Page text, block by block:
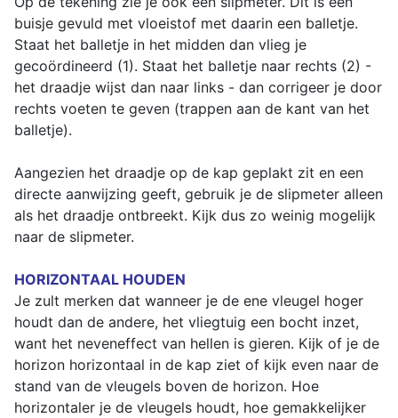
buisje gevuld met vloeistof met daarin een balletje.
Staat het balletje in het midden dan vlieg je
gecoördineerd (1). Staat het balletje naar rechts (2) -
het draadje wijst dan naar links - dan corrigeer je door
rechts voeten te geven (trappen aan de kant van het
balletje).
Aangezien het draadje op de kap geplakt zit en een
directe aanwijzing geeft, gebruik je de slipmeter alleen
als het draadje ontbreekt. Kijk dus zo weinig mogelijk
naar de slipmeter.
HORIZONTAAL HOUDEN
Je zult merken dat wanneer je de ene vleugel hoger
houdt dan de andere, het vliegtuig een bocht inzet,
want het neveneffect van hellen is gieren. Kijk of je de
horizon horizontaal in de kap ziet of kijk even naar de
stand van de vleugels boven de horizon. Hoe
horizontaler je de vleugels houdt, hoe gemakkelijker